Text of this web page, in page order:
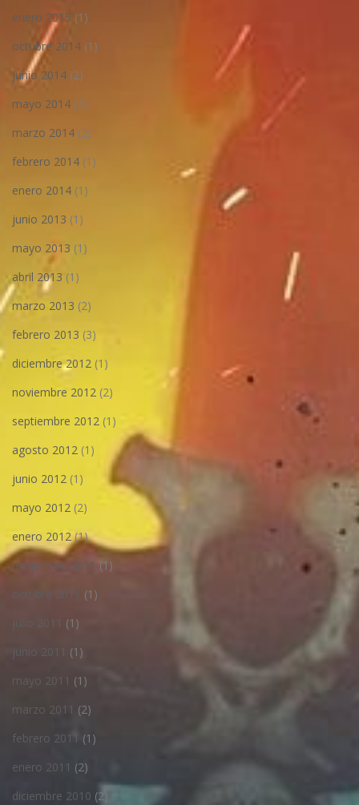
enero 2015 (1)
octubre 2014 (1)
junio 2014 (2)
mayo 2014 (2)
marzo 2014 (2)
febrero 2014 (1)
enero 2014 (1)
junio 2013 (1)
mayo 2013 (1)
abril 2013 (1)
marzo 2013 (2)
febrero 2013 (3)
diciembre 2012 (1)
noviembre 2012 (2)
septiembre 2012 (1)
agosto 2012 (1)
junio 2012 (1)
mayo 2012 (2)
enero 2012(1)
noviembre 2011 (1)
octubre 2011
(1)
(1)
junio 2011
(1)
mayo 2011 (1)
marzo 2011 (2)
febrero 2011 (1)
enero 2011 (2)
diciembre 2010 (2)